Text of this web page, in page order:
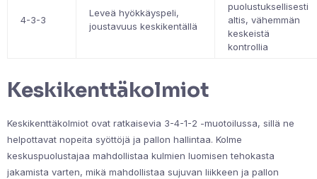
4-3-3
Leveä hyökkäyspeli,
joustavuus keskikentällä
puolustuksellisesti
altis, vähemmän
keskeistä
kontrollia
Keskikenttäkolmiot
Keskikenttäkolmiot ovat ratkaisevia 3-4-1-2 -muotoilussa, sillä ne
helpottavat nopeita syöttöjä ja pallon hallintaa. Kolme
keskuspuolustajaa mahdollistaa kulmien luomisen tehokasta
jakamista varten, mikä mahdollistaa sujuvan liikkeen ja pallon